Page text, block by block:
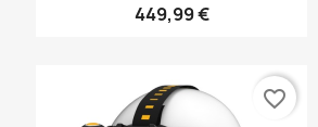
449,99 €
favorite_border